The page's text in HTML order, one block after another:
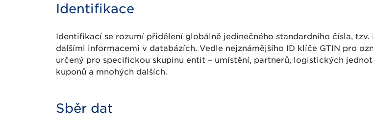
Identifikace
Identifikací se rozumí přidělení globálně jedinečného standardního čísla, tzv.
dalšími informacemi v databázích. Vedle nejznámějšího ID klíče GTIN pro
určený pro specifickou skupinu entit – umístění, partnerů, logistických
kuponů a mnohých dalších.
Sběr dat